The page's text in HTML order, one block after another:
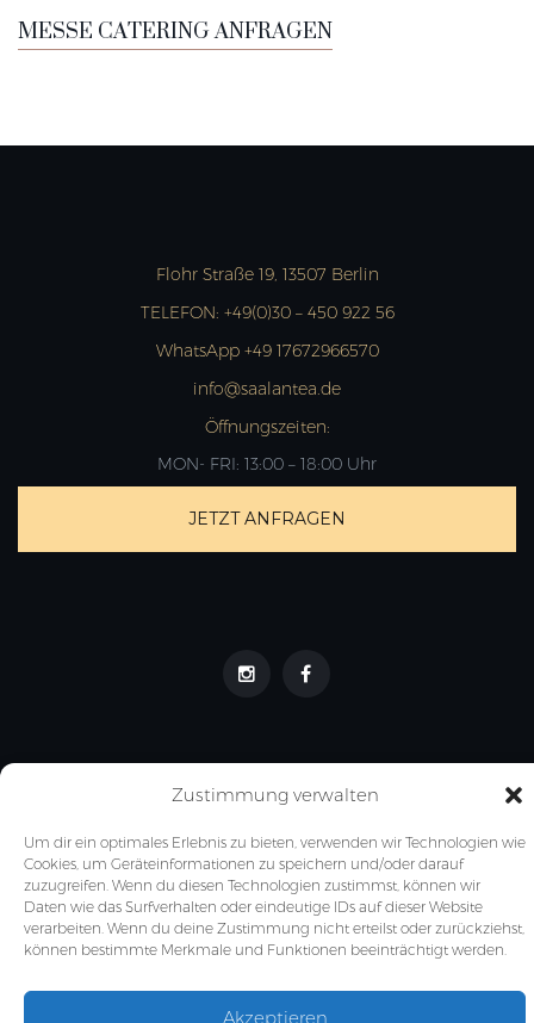
Zustimmung verwalten
Um dir ein optimales Erlebnis zu bieten, verwenden wir Technologien wie
Cookies, um Geräteinformationen zu speichern und/oder darauf
zuzugreifen. Wenn du diesen Technologien zustimmst, können wir
Daten wie das Surfverhalten oder eindeutige IDs auf dieser Website
verarbeiten. Wenn du deine Zustimmung nicht erteilst oder zurückziehst,
können bestimmte Merkmale und Funktionen beeinträchtigt werden.
Akzeptieren
MESSE CATERING ANFRAGEN
Flohr Straße 19, 13507 Berlin
TELEFON: +49(0)30 – 450 922 56
WhatsApp +49 17672966570
info@saalantea.de
Öffnungszeiten:
MON- FRI: 13:00 – 18:00 Uhr
JETZT ANFRAGEN
SAAL ANTEA 2025. All RIGHTS RESERVED.
Kontakt| Impressum |Datenschutz |Agbs